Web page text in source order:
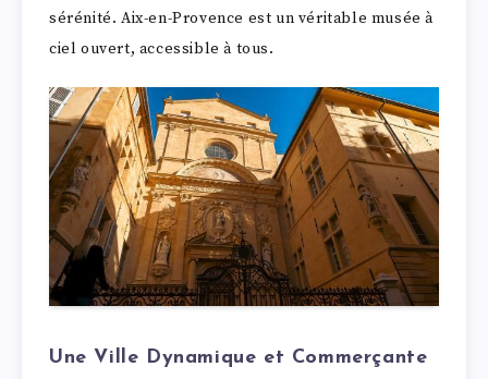
sérénité. Aix-en-Provence est un véritable musée à
ciel ouvert, accessible à tous.
Une Ville Dynamique et Commerçante